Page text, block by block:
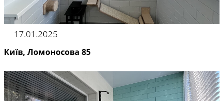
17.01.2025
Київ, Ломоносова 85